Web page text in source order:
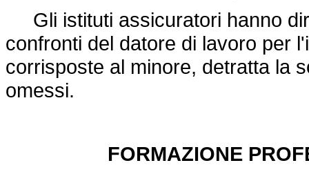
Gli istituti assicuratori hanno
confronti del datore di lavoro per
corrisposte al minore, detratta la
omessi.
FORMAZIONE